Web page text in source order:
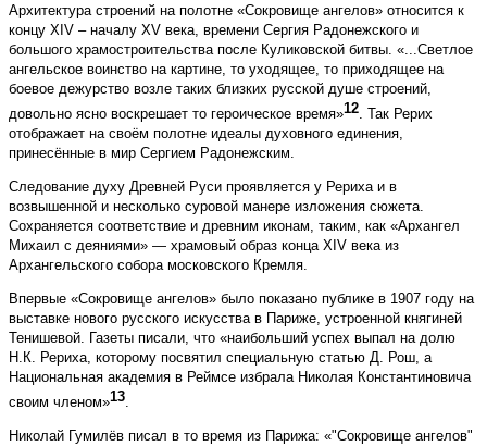
Архитектура строений на полотне «Сокровище ангелов» относится к
концу XIV – началу XV века, времени Сергия Радонежского и
большого храмостроительства после Куликовской битвы. «...Светлое
ангельское воинство на картине, то уходящее, то приходящее на
боевое дежурство возле таких близких русской душе строений,
довольно ясно воскрешает то героическое время»12 . Так Рерих
отображает на своём полотне идеалы духовного единения,
принесённые в мир Сергием Радонежским.
Следование духу Древней Руси проявляется у Рериха и в
возвышенной и несколько суровой манере изложения сюжета.
Сохраняется соответствие и древним иконам, таким, как «Архангел
Михаил с деяниями» — храмовый образ конца XIV века из
Архангельского собора московского Кремля.
Впервые «Сокровище ангелов» было показано публике в 1907 году на
выставке нового русского искусства в Париже, устроенной княгиней
Тенишевой. Газеты писали, что «наибольший успех выпал на долю
Н.К. Рериха, которому посвятил специальную статью Д. Рош, а
Национальная академия в Реймсе избрала Николая Константиновича
своим членом»13.
Николай Гумилёв писал в то время из Парижа: «"Сокровище ангелов"